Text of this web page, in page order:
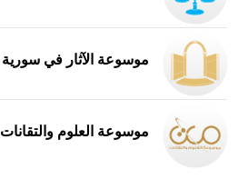
موسوعة الآثار في سورية
موسوعة العلوم والتقانات